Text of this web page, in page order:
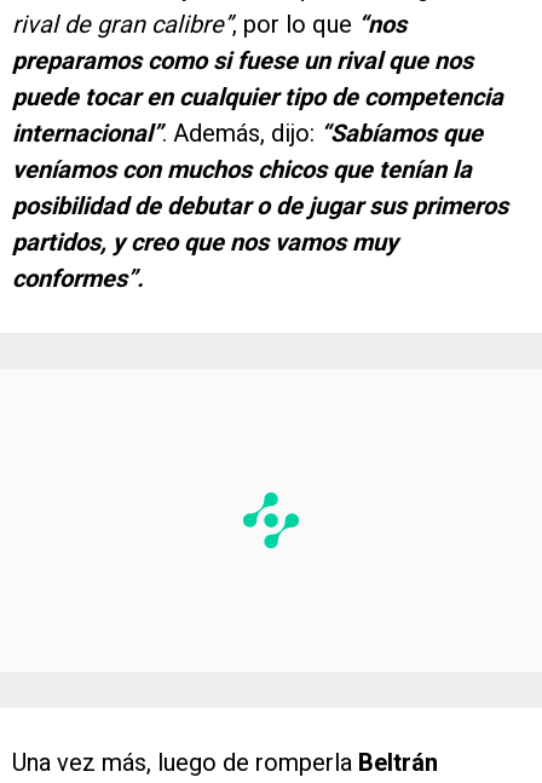
rival de gran calibre”, por lo que “nos
preparamos como si fuese un rival que nos
puede tocar en cualquier tipo de competencia
internacional”. Además, dijo: “Sabíamos que
veníamos con muchos chicos que tenían la
posibilidad de debutar o de jugar sus primeros
partidos, y creo que nos vamos muy
conformes”.
Una vez más, luego de romperla Beltrán